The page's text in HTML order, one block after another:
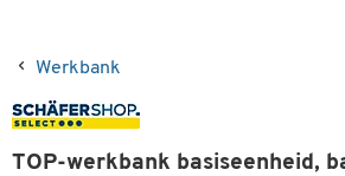
Werkbank
TOP-werkbank basiseenheid,